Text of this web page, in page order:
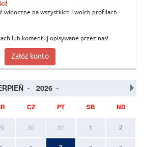
widoczne na wszystkich Twoich profilach
lub komentuj opisywane przez nas!
Załóż konto
2026
CZ PT SB ND
30 31 1 2